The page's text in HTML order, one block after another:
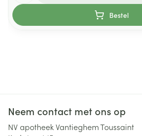
Bestel
Neem contact met ons op
NV apotheek Vantieghem Toussaint